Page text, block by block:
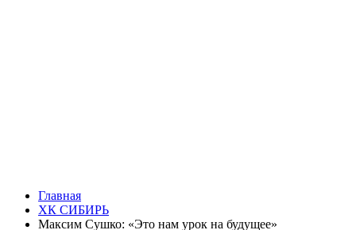
Главная
ХК СИБИРЬ
Максим Сушко: «Это нам урок на будущее»